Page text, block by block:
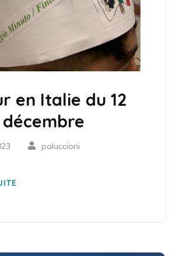
en Italie du 12
décembre
paluccioni